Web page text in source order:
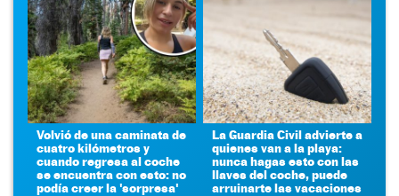
Volvió de una caminata de
cuatro kilómetros y
cuando regresa al coche
se encuentra con esto: no
podía creer la 'sorpresa'
La Guardia Civil advierte a
quienes van a la playa:
nunca hagas esto con las
llaves del coche, puede
arruinarte las vacaciones